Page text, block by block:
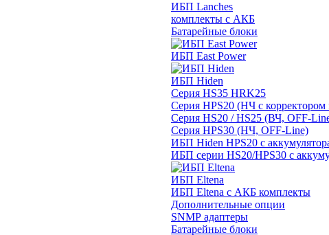
ИБП Lanches
комплекты с АКБ
Батарейные блоки
ИБП East Power
ИБП Hiden
Серия HS35 HRK25
Серия HPS20 (НЧ с
Серия HS20 / HS25 (ВЧ, OFF-
Серия HPS30 (НЧ, OFF-Line)
ИБП Hiden HPS20 с
ИБП серии HS20/HPS30 с
ИБП Eltena
ИБП Eltena с АКБ комплекты
Дополнительные опции
SNMP адаптеры
Батарейные блоки